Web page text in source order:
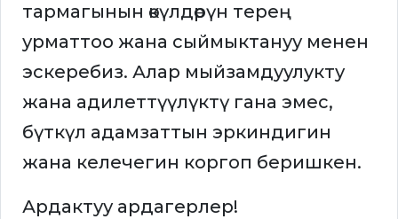
тармагынын өкүлдөрүн терең
урматтоо жана сыймыктануу менен
эскеребиз. Алар мыйзамдуулукту
жана адилеттүүлүктү гана эмес,
бүткүл адамзаттын эркиндигин
жана келечегин коргоп беришкен.
Ардактуу ардагерлер!